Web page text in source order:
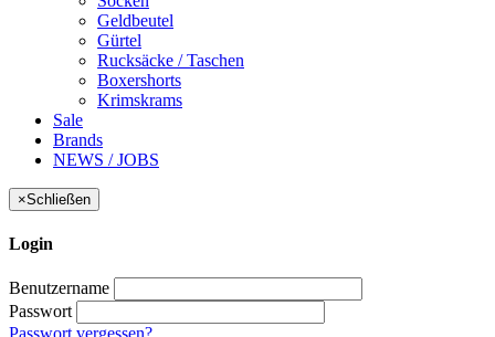
Geldbeutel
Gürtel
Rucksäcke / Taschen
Boxershorts
Krimskrams
Sale
Brands
NEWS / JOBS
×Schließen
Login
Benutzername
Passwort
Passwort vergessen?